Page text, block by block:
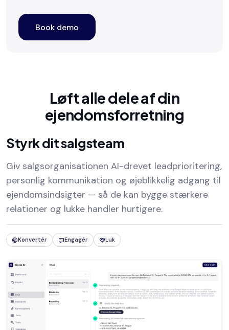
Book demo
Løft alle dele af din
ejendomsforretning
Styrk dit salgsteam
Giv salgsorganisationen AI-drevet leadprioritering,
personlig kommunikation og øjeblikkelig adgang til
ejendomsindsigter — så de kan bygge stærkere
relationer og lukke handler hurtigere.
Konvertér Engagér Luk